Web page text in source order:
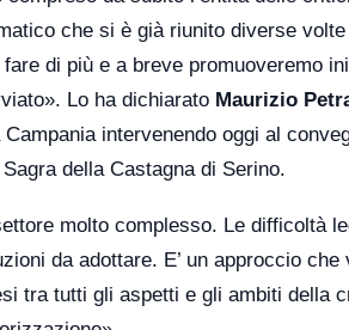
che si è già riunito diverse
di più e a breve promuoveremo
Lo ha dichiarato Maurizio
intervenendo oggi al
della Castagna di Serino.
molto complesso. Le difficoltà
da adottare. E’ un approccio che
tra tutti gli aspetti e gli ambiti della